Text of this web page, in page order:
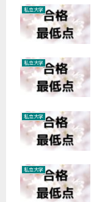
私立大学
私立大学
私立大学
私立大学